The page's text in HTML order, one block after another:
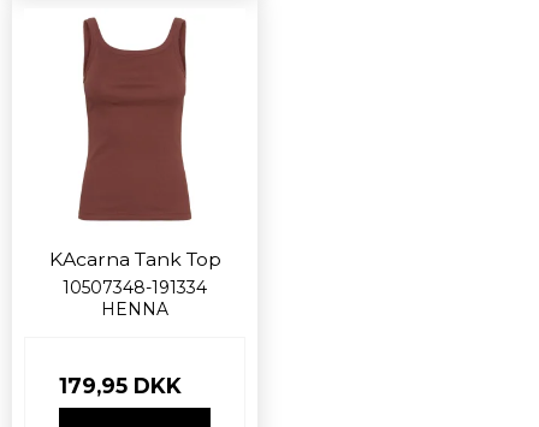
KAcarna Tank Top
10507348-191334
HENNA
179,95 DKK